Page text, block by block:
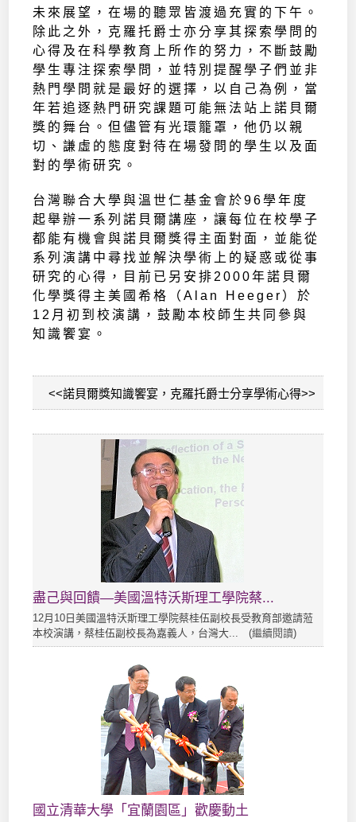
未來展望，在場的聽眾皆渡過充實的下午。
除此之外，克羅托爵士亦分享其探索學問的
心得及在科學教育上所作的努力，不斷鼓勵
學生專注探索學問，並特別提醒學子們並非
熱門學問就是最好的選擇，以自己為例，當
年若追逐熱門研究課題可能無法站上諾貝爾
獎的舞台。但儘管有光環籠罩，他仍以親
切、謙虛的態度對待在場發問的學生以及面
對的學術研究。
台灣聯合大學與溫世仁基金會於96學年度
起舉辦一系列諾貝爾講座，讓每位在校學子
都能有機會與諾貝爾獎得主面對面，並能從
系列演講中尋找並解決學術上的疑惑或從事
研究的心得，目前已另安排2000年諾貝爾
化學獎得主美國希格（Alan Heeger）於
12月初到校演講，鼓勵本校師生共同參與
知識饗宴。
<<諾貝爾獎知識饗宴，克羅托爵士分享學術心得>>
盡己與回饋—美國溫特沃斯理工學院蔡...
12月10日美國溫特沃斯理工學院蔡桂伍副校長受教育部邀請蒞
本校演講，蔡桂伍副校長為嘉義人，台灣大... (繼續閱讀)
國立清華大學「宜蘭園區」歡慶動土